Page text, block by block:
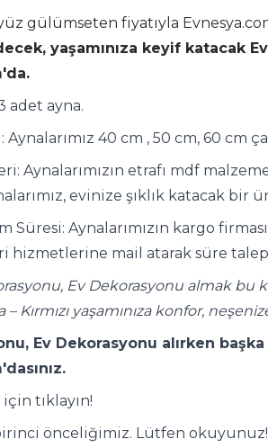
gülümseten fiyatıyla
yaşamınıza keyif katacak
adet ayna.
40 cm , 50 cm, 60 cm
Aynalarımızın etrafı mdf
evinize şıklık katacak bir
Süresi: Aynalarımızın kargo
hizmetlerine mail atarak süre
Ev Dekorasyonu almak bu
– Kırmızı yaşamınıza konfor,
Ev Dekorasyonu alırken
tıklayın!
önceliğimiz. Lütfen okuyunuz!